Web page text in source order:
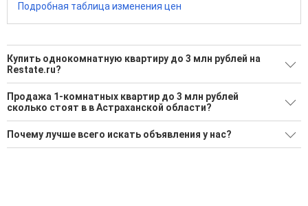
Подробная таблица изменения цен
Купить однокомнатную квартиру до 3 млн рублей на
Restate.ru?
Ищите, как Купить однокомнатную квартиру до 3 млн
рублей?
168 актуальных и проверенных объявлений
Воспользуйтесь нашим поиском по новостройкам, для
Продажа 1-комнатных квартир до 3 млн рублей
сколько стоят в в Астраханской области?
Средняя площадь: 36.6 кв.м.
Почему лучше всего искать объявления у нас?